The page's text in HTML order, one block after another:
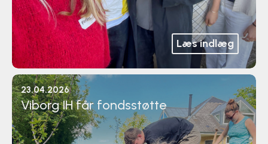
Læs indlæg
23.04.2026
Viborg IH får fondsstøtte